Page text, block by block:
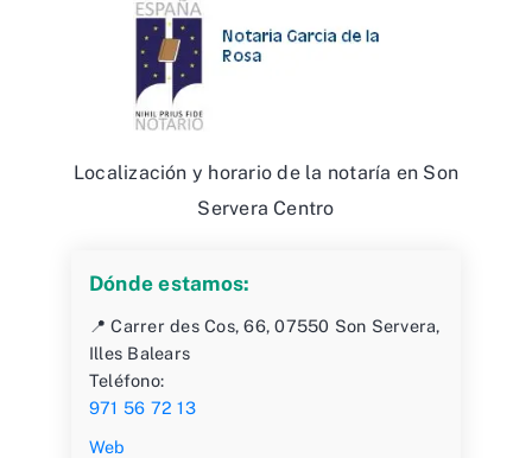
Localización y horario de la notaría en Son
Servera Centro
Dónde estamos:
📍 Carrer des Cos, 66, 07550 Son Servera,
Illes Balears
Teléfono:
971 56 72 13
Web